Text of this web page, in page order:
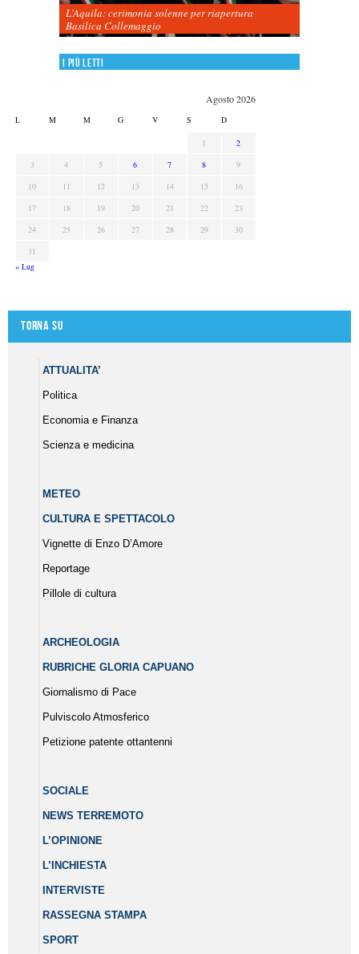
L’Aquila: cerimonia solenne per riapertura
Basilica Collemaggio
I più letti
Agosto 2026
L M M G V S D
1
2
3
4 5 6 7 8
9
10
11 12 13 14 15
16
17
18 19 20 21 22
23
24
25 26 27 28 29
30
31
« Lug
Torna su
ATTUALITA’
Politica
Economia e Finanza
Scienza e medicina
METEO
CULTURA E SPETTACOLO
Vignette di Enzo D’Amore
Reportage
Pillole di cultura
ARCHEOLOGIA
RUBRICHE GLORIA CAPUANO
Giornalismo di Pace
Pulviscolo Atmosferico
Petizione patente ottantenni
SOCIALE
NEWS TERREMOTO
L’OPINIONE
L’INCHIESTA
INTERVISTE
RASSEGNA STAMPA
SPORT